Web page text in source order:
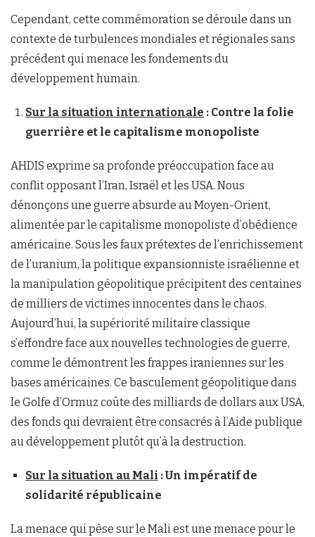
Cependant, cette commémoration se déroule dans un
contexte de turbulences mondiales et régionales sans
précédent qui menace les fondements du
développement humain.
Sur la situation internationale : Contre la folie
guerrière et le capitalisme monopoliste
AHDIS exprime sa profonde préoccupation face au
conflit opposant l’Iran, Israël et les USA. Nous
dénonçons une guerre absurde au Moyen-Orient,
alimentée par le capitalisme monopoliste d’obédience
américaine. Sous les faux prétextes de l’enrichissement
de l’uranium, la politique expansionniste israélienne et
la manipulation géopolitique précipitent des centaines
de milliers de victimes innocentes dans le chaos.
Aujourd’hui, la supériorité militaire classique
s’effondre face aux nouvelles technologies de guerre,
comme le démontrent les frappes iraniennes sur les
bases américaines. Ce basculement géopolitique dans
le Golfe d’Ormuz coûte des milliards de dollars aux USA,
des fonds qui devraient être consacrés à l’Aide publique
au développement plutôt qu’à la destruction.
Sur la situation au Mali : Un impératif de
solidarité républicaine
La menace qui pèse sur le Mali est une menace pour le